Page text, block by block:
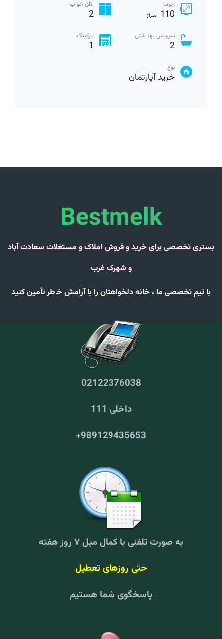
زیربنا
110 متراژ
اتاق خواب
2
سرویس بهداشتی
2
پارکینگ
1
نوع
خرید آپارتمان
Bestmelk
بستری تخصصی برای خرید و فروش املاک و مستغلات سعادت آباد
و شهرک غرب
با تیم تخصصی ما ، خانه دلخواهتان را باآرامش خاطرتأمین کنید
02122376038
داخلی 111
989129435653
+
به صورت تلفنی با کمال میل ۷ روز هفته
حتی روزهای تعطیل
پاسخگوی شما هستیم